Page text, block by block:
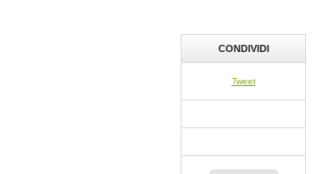
CONDIVIDI
Tweet